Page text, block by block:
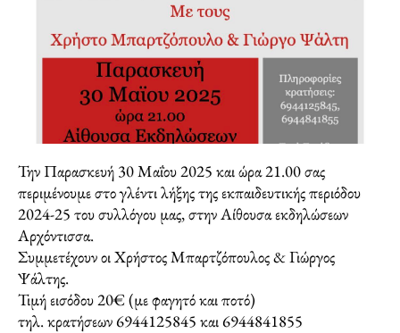
Την Παρασκευή 30 Μαΐου 2025 και ώρα 21.00 σας
περιμένουμε στο γλέντι λήξης της εκπαιδευτικής περιόδου
2024-25 του συλλόγου μας, στην Αίθουσα εκδηλώσεων
Αρχόντισσα.
Συμμετέχουν οι Χρήστος Μπαρτζόπουλος & Γιώργος
Ψάλτης.
Τιμή εισόδου 20€ (με φαγητό και ποτό)
τηλ. κρατήσεων 6944125845 και 6944841855